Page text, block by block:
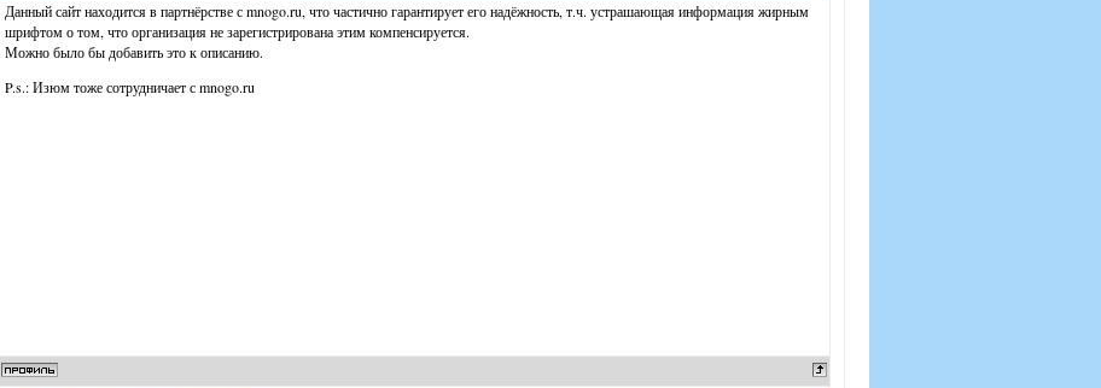
Данный сайт находится в партнёрстве с mnogo.ru, что частично гарантирует его надёжность, т.ч. устрашающая информация жирным
шрифтом о том, что организация не зарегистрирована этим компенсируется.
Можно было бы добавить это к описанию.
P.s.: Изюм тоже сотрудничает с mnogo.ru